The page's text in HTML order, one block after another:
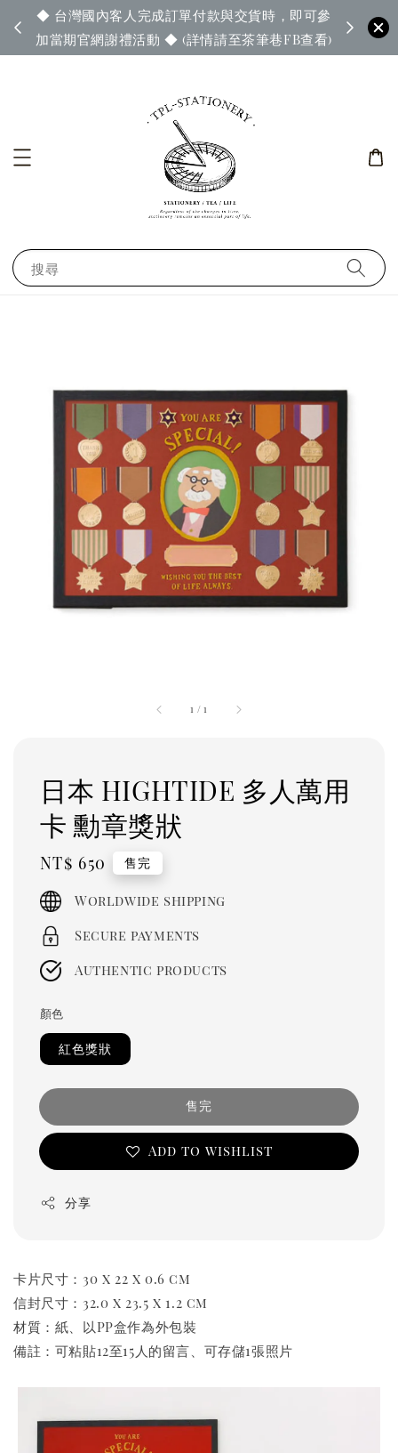
◆ 台灣國內客人完成訂單付款與交貨時，即可參
加當期官網謝禮活動 ◆ (詳情請至茶筆巷FB查看)
◆ 官
搜尋
1 /1
日本 HIGHTIDE 多人萬用
卡 勳章獎狀
Regular
price
NT$ 650 售完
Worldwide shipping
Secure payments
Authentic products
顏色
紅色獎狀
售完
Add to wishlist
分享
卡片尺寸：30 x 22 x 0.6 cm
信封尺寸：32.0 x 23.5 x 1.2 cm
材質：紙、以PP盒作為外包裝
備註：可粘貼12至15人的留言、可存儲1張照片